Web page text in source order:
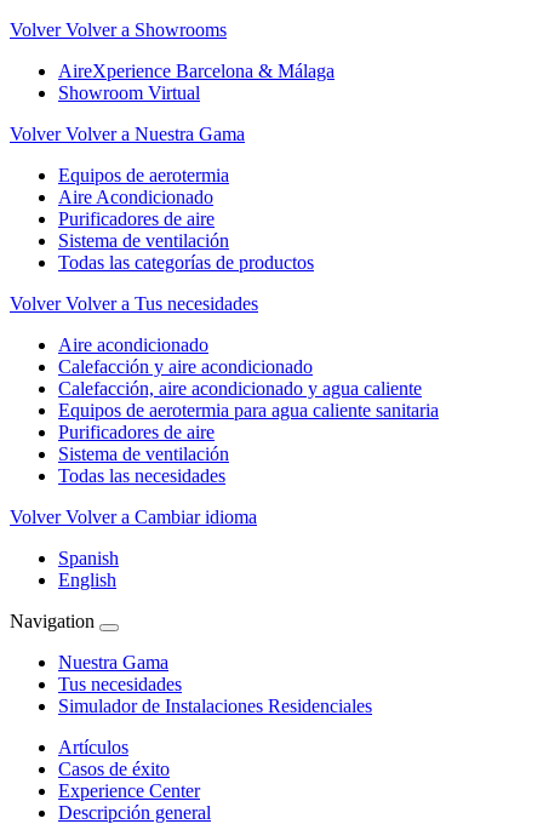
Volver Volver a Showrooms
AireXperience Barcelona & Málaga
Showroom Virtual
Volver Volver a Nuestra Gama
Equipos de aerotermia
Aire Acondicionado
Purificadores de aire
Sistema de ventilación
Todas las categorías de productos
Volver Volver a Tus necesidades
Aire acondicionado
Calefacción y aire acondicionado
Calefacción, aire acondicionado y agua caliente
Equipos de aerotermia para agua caliente sanitaria
Purificadores de aire
Sistema de ventilación
Todas las necesidades
Volver Volver a Cambiar idioma
Spanish
English
Navigation
Nuestra Gama
Tus necesidades
Simulador de Instalaciones Residenciales
Artículos
Casos de éxito
Experience Center
Descripción general